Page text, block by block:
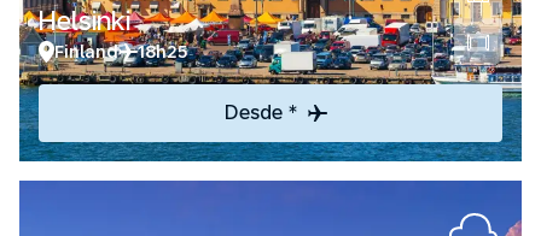
Helsinki
Finland 18h25
Desde *